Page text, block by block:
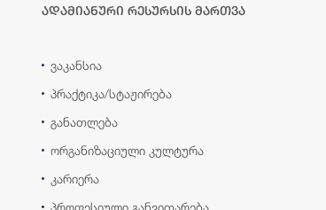
ადამიანური რესურსის მართვა
ვაკანსია
პრაქტიკა/სტაჟირება
განათლება
ორგანიზაციული კულტურა
კარიერა
პროფესიული განვითარება